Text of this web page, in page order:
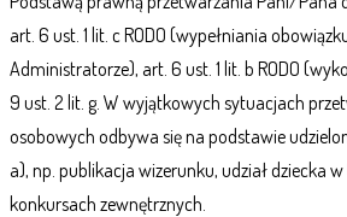
art. 6 ust. 1 lit. c RODO (wypełniania
Administratorze), art. 6 ust. 1 lit. b RODO
9 ust. 2 lit. g. W wyjątkowych sytuacjach
osobowych odbywa się na podstawie
a), np. publikacja wizerunku, udział dziecka
konkursach zewnętrznych.